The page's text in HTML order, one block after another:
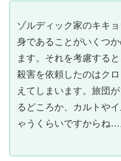
ゾルディック家のキキ
身であることがいくつ
ます。それを考慮する
殺害を依頼したのはク
えてしまいます。旅団
るどころか、カルトや
ゃうくらいですからね…